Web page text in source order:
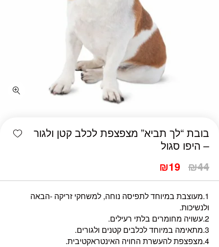
בובת “לך תביא” מצפצפת לכלב קטן ולגור
– היפו סגול
₪44
₪19
1.מעוצבת במיוחד לתפיסה נוחה, למשחקי זריקה -הבאה
ולנשיכות.
2.עשויה מחומרים בלתי רעילים.
3.מתאימה במיוחד לכלבים קטנים ולגורים.
4.מצפצפת להעשרת החויה האינטראקטיבית.